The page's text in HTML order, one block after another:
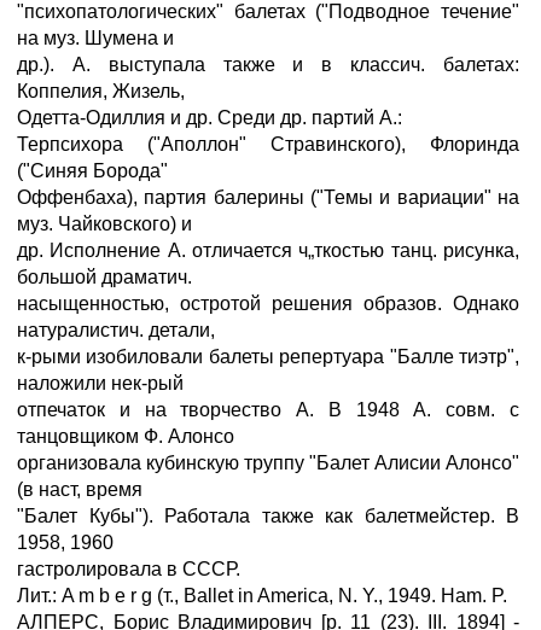
"психопатологических" балетах ("Подводное течение"
на муз. Шумена и
др.). А. выступала также и в классич. балетах:
Коппелия, Жизель,
Одетта-Одиллия и др. Среди др. партий А.:
Терпсихора ("Аполлон" Стравинского), Флоринда
("Синяя Борода"
Оффенбаха), партия балерины ("Темы и вариации" на
муз. Чайковского) и
др. Исполнение А. отличается ч„ткостью танц. рисунка,
большой драматич.
насыщенностью, остротой решения образов. Однако
натуралистич. детали,
к-рыми изобиловали балеты репертуара "Балле тиэтр",
наложили нек-рый
отпечаток и на творчество А. В 1948 А. совм. с
танцовщиком Ф. Алонсо
организовала кубинскую труппу "Балет Алисии Алонсо"
(в наст, время
"Балет Кубы"). Работала также как балетмейстер. В
1958, 1960
гастролировала в СССР.
Лит.: A m b e r g (т., Ballet in America, N. Y., 1949. Ham. P.
АЛПЕРС, Борис Владимирович [р. 11 (23). III. 1894] -